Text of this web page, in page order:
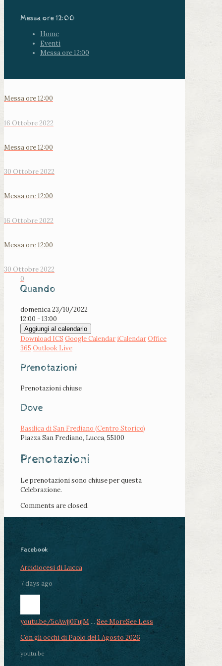
Messa ore 12:00
Home
Eventi
Messa ore 12:00
Messa ore 12:00
16 Ottobre 2022
Messa ore 12:00
30 Ottobre 2022
Messa ore 12:00
16 Ottobre 2022
Messa ore 12:00
30 Ottobre 2022
0
Quando
domenica 23/10/2022
12:00 - 13:00
Aggiungi al calendario
Download ICS Google Calendar iCalendarOffice
365 Outlook Live
Prenotazioni
Prenotazioni chiuse
Dove
Basilica di San Frediano (Centro Storico)
Piazza San Frediano, Lucca, 55100
Prenotazioni
Le prenotazioni sono chiuse per questa
Celebrazione.
Comments are closed.
Facebook
Arcidiocesi di Lucca
7 days ago
youtu.be/5cAwjj0FujM ... See MoreSee Less
Con gli occhi di Paolo del 1 Agosto 2026
youtu.be